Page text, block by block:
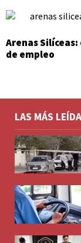
Arenas
de empleo
LAS MÁS